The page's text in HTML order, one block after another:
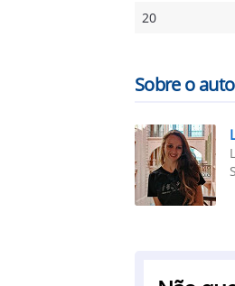
20
Sobre o